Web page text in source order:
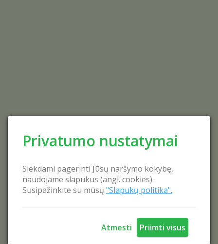
Privatumo nustatymai
Siekdami pagerinti Jūsų naršymo kokybę,
naudojame slapukus (angl. cookies).
Susipažinkite su mūsų "Slapukų politika".
Atmesti Priimti visus